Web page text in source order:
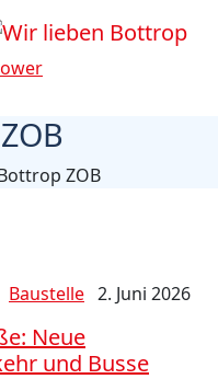
ZOB
Baustelle 2. Juni 2026
Neue
und Busse